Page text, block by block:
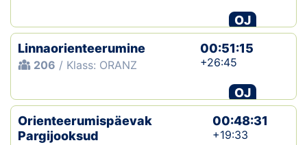
OJ
Linnaorienteerumine
206 / Klass: ORANZ
00:51:15
+26:45
OJ
Orienteerumispäevak
Pargijooksud
00:48:31
+19:33